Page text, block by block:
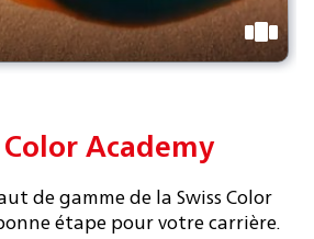
Color Academy
de gamme de la Swiss Color
étape pour votre carrière.